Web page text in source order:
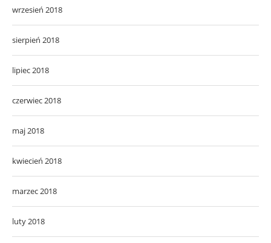
wrzesień 2018
sierpień 2018
lipiec 2018
czerwiec 2018
maj 2018
kwiecień 2018
marzec 2018
luty 2018